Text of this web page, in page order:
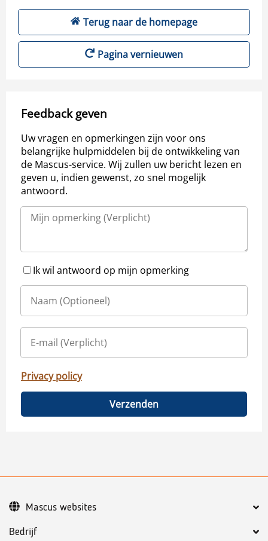
Terug naar de homepage
Pagina vernieuwen
Feedback geven
Uw vragen en opmerkingen zijn voor ons
belangrijke hulpmiddelen bij de ontwikkeling van
de Mascus-service. Wij zullen uw bericht lezen en
geven u, indien gewenst, zo snel mogelijk
antwoord.
Ik wil antwoord op mijn opmerking
Privacy policy
Verzenden
Bedrijf
Mascus websites